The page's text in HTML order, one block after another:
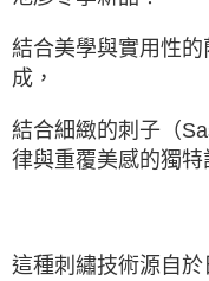
結合美學與實用性
成，
結合細緻的刺子（
律與重覆美感的獨特
這種刺繡技術源自